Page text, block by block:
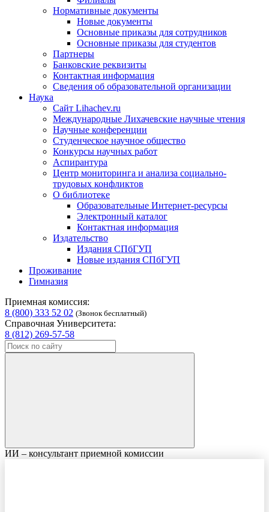
Нормативные документы
Новые документы
Основные приказы для сотрудников
Основные приказы для студентов
Партнеры
Банковские реквизиты
Контактная информация
Сведения об образовательной организации
Наука
Сайт Lihachev.ru
Международные Лихачевские научные чтения
Научные конференции
Студенческое научное общество
Конкурсы научных работ
Аспирантура
Центр мониторинга и анализа социально-
трудовых конфликтов
О библиотеке
Образовательные Интернет-ресурсы
Электронный каталог
Контактная информация
Издательство
Издания СПбГУП
Новые издания СПбГУП
Проживание
Гимназия
Приемная комиссия:
8 (800) 333 52 02 (Звонок бесплатный)
Справочная Университета:
8 (812) 269-57-58
ИИ – консультант приемной комиссии